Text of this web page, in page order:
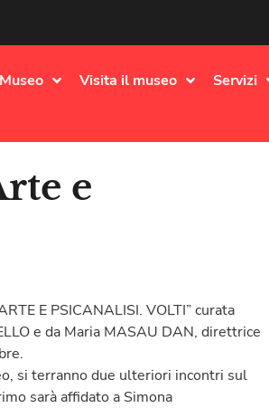
Visita il museo Servizi
e
E PSICANALISI. VOLTI” curata
e da Maria MASAU DAN, direttrice
si terranno due ulteriori incontri sul
sarà affidato a Simona